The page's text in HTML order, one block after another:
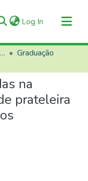
Log In (current)
Trabalhos de Conclusão de Curso (TCCs)
Graduação
na
prateleira